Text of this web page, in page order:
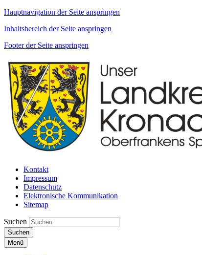
Hauptnavigation der Seite anspringen
Inhaltsbereich der Seite anspringen
Footer der Seite anspringen
Kontakt
Impressum
Datenschutz
Elektronische Kommunikation
Sitemap
Suchen
Suchen
Menü